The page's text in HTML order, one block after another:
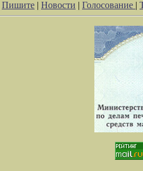
Пишите | Новости | Голосование |